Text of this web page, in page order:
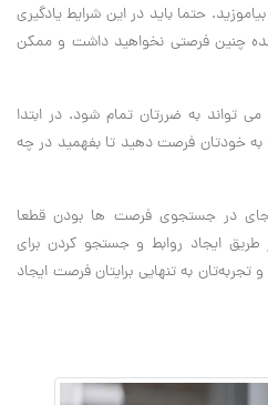
حتما باید در این شرایط یادگیری
چنین فرصتی نخواهید داشت و ممکن
تواند به ضررتان تمام شود. در ابتدا
به خودتان فرصت دهید تا بفهمید در چه
جای در جستجوی فرصت ها بودن قطعا
طریق ایجاد روابط و جستجو کردن برای
به تنهایی برایتان فرصت ایجاد